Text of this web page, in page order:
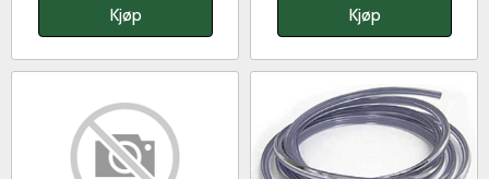
Kjøp Kjøp